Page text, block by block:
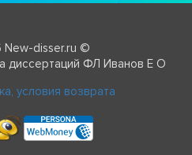
New-disser.ru ©
диссертаций ФЛ Иванов Е О
условия возврата